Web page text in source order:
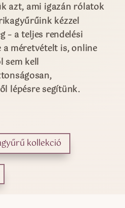
azt, ami igazán rólatok
kézzel
– a teljes rendelési
méretvételt is, online
sem kell
lépésre segítünk.
kollekció